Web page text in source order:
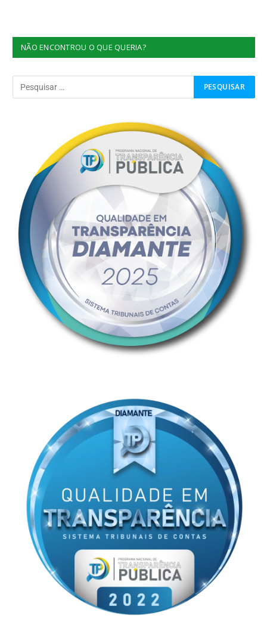
NÃO ENCONTROU O QUE QUERIA?